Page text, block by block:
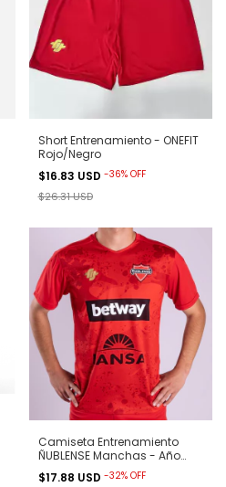
Short Entrenamiento - ONEFIT
Rojo/Negro
$16.83 USD -36% OFF
$26.31 USD
Camiseta Entrenamiento
ÑUBLENSE Manchas - Año
2023 Onefit
$17.88 USD -32% OFF